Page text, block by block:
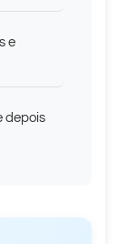
e
depois